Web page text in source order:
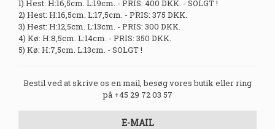
1) Hest: H:16,5cm. L:19cm. - PRIS: 400 DKK. - SOLGT !
2) Hest: H:16,5cm. L:17,5cm. - PRIS: 375 DKK.
3) Hest: H:12,5cm. L:13cm. - PRIS: 300 DKK.
4) Kø: H:8,5cm. L:14cm. - PRIS: 350 DKK.
5) Kø: H:7,5cm. L:13cm. - SOLGT !
Bestil ved at skrive os en mail, besøg vores butik eller ring
på +45 29 72 03 57
E-MAIL